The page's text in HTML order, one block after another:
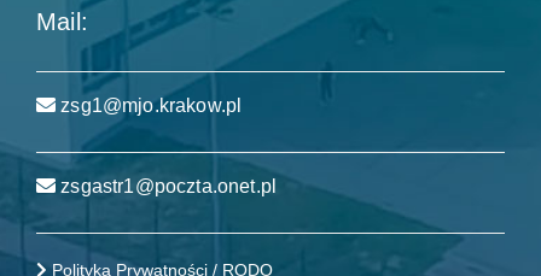
Mail:
zsg1@mjo.krakow.pl
zsgastr1@poczta.onet.pl
Polityka Prywatności / RODO